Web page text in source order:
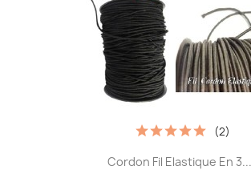
Cordon Fil Elastique En 3...
(2)